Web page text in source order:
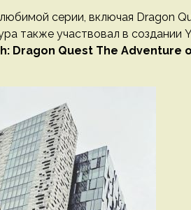
серии, включая Dragon
также участвовал в создании
Dragon Quest The Adventure